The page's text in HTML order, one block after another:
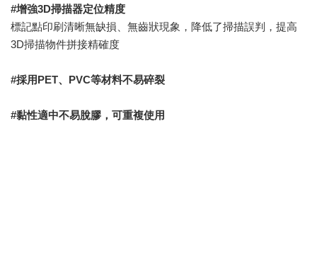
#增強3D掃描器定位精度
標記點印刷清晰無缺損、無齒狀現象，降低了掃描誤判，提高
3D掃描物件拼接精確度
#採用PET、PVC等材料不易碎裂
#黏性適中不易脫膠，可重複使用